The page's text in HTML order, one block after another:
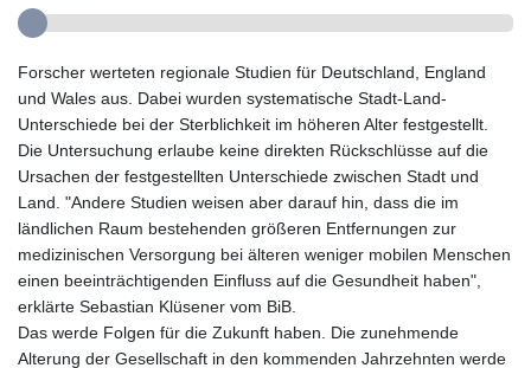
Forscher werteten regionale Studien für Deutschland, England
und Wales aus. Dabei wurden systematische Stadt-Land-
Unterschiede bei der Sterblichkeit im höheren Alter festgestellt.
Die Untersuchung erlaube keine direkten Rückschlüsse auf die
Ursachen der festgestellten Unterschiede zwischen Stadt und
Land. "Andere Studien weisen aber darauf hin, dass die im
ländlichen Raum bestehenden größeren Entfernungen zur
medizinischen Versorgung bei älteren weniger mobilen Menschen
einen beeinträchtigenden Einfluss auf die Gesundheit haben",
erklärte Sebastian Klüsener vom BiB.
Das werde Folgen für die Zukunft haben. Die zunehmende
Alterung der Gesellschaft in den kommenden Jahrzehnten werde